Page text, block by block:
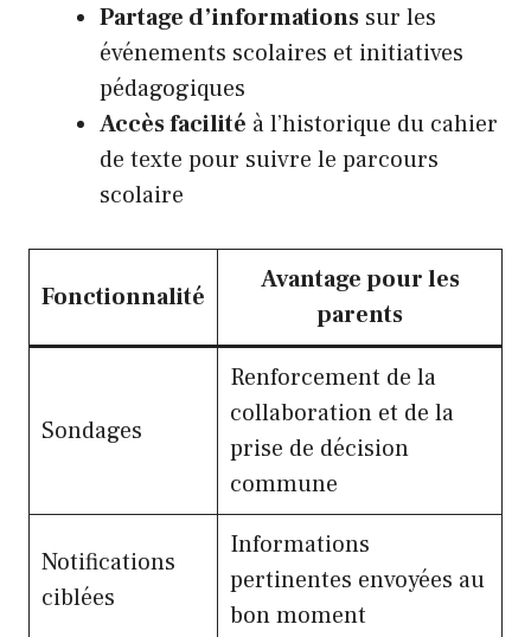
Partage d’informations sur les
événements scolaires et initiatives
pédagogiques
Accès facilité à l’historique du cahier
de texte pour suivre le parcours
scolaire
Fonctionnalité
Avantage pour les
parents
Sondages
Renforcement de la
collaboration et de la
prise de décision
commune
Notifications
ciblées
Informations
pertinentes envoyées au
bon moment